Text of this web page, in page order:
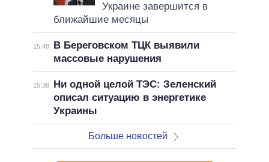
Украине завершится в
ближайшие месяцы
15:48
В Береговском ТЦК выявили
массовые нарушения
15:38
Ни одной целой ТЭС: Зеленский
описал ситуацию в энергетике
Украины
Больше новостей